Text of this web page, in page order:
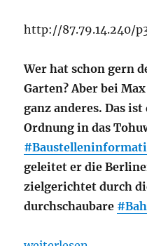
http://87.79.14.240/
Wer hat schon gern
Garten? Aber bei
ganz anderes. Das
Ordnung in das
geleitet er die
zielgerichtet durch
durchschaubare